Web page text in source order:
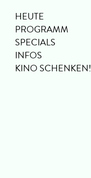
HEUTE
PROGRAMM
SPECIALS
INFOS
KINO SCHENKEN!